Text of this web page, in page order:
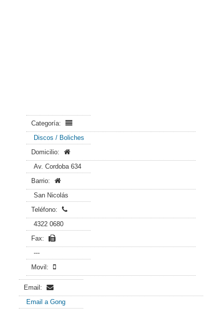
Categoría:
Discos / Boliches
Domicilio:
Av. Cordoba 634
Barrio:
San Nicolás
Teléfono:
4322 0680
Fax:
---
Movil:
Email:
Email a Gong